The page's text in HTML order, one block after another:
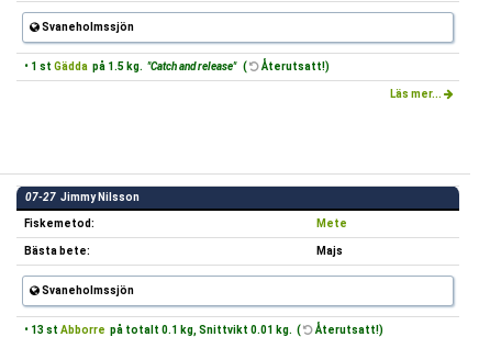
Svaneholmssjön
• 1 st Gädda på 1.5 kg. "Catch and release" ( Återutsatt!)
Läs mer...
07-27 Jimmy Nilsson
Fiskemetod: Mete
Bästa bete: Majs
Svaneholmssjön
• 13 st Abborre på totalt 0.1 kg, Snittvikt 0.01 kg. ( Återutsatt!)